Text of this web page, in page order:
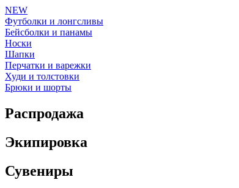
NEW
Футболки и лонгсливы
Бейсболки и панамы
Носки
Шапки
Перчатки и варежки
Худи и толстовки
Брюки и шорты
Распродажа
Экипировка
Сувениры